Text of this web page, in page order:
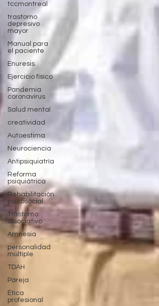
tccmontreal
trastorno
depresivo
mayor
Manual para
el paciente
Enuresis
Ejercicio físico
Pandemia
coronavirus
Salud mental
creatividad
Autoestima
Neurociencia
Antipsiquiatría
Reforma
psiquiátrica
Rehabilitación
psicosocial
Trastorno
disociativo
Amnesia
personalidad
múltiple
TDAH
Pareja
Ética
profesional